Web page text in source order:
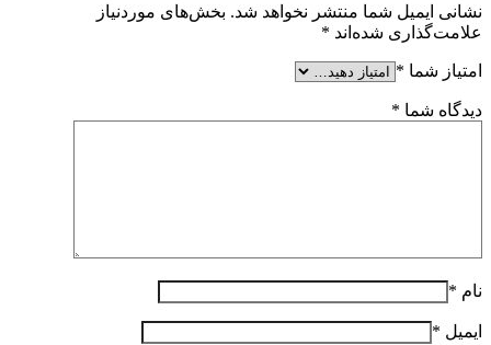
نشانی ایمیل شما منتشر نخواهد شد. بخش‌های موردنیاز
علامت‌گذاری شده‌اند *
امتیاز شما *
دیدگاه شما *
نام *
ایمیل *